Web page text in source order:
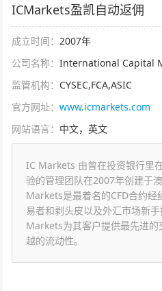
ICMarkets盈凯自动返佣
成立时间： 2007年
公司名称： International Capital
监管机构： CYSEC,FCA,ASIC
官方网址： www.icmarkets.com
网站语言： 中文，英文
IC Markets 由曾在投资银行里
验的管理团队在2007年创建于
Markets是最着名的CFD合约经
易者和剥头皮以及外汇市场新
Markets为其客户提供最先进的
越的流动性。